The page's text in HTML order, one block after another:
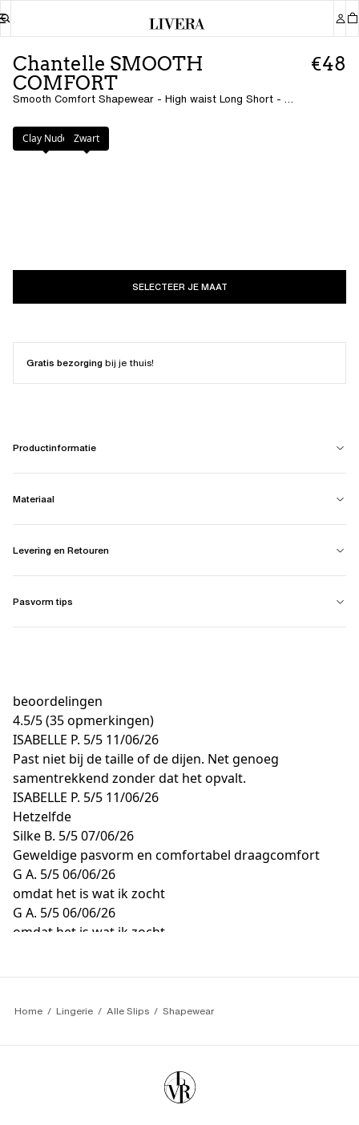
Chantelle SMOOTH
COMFORT
Smooth Comfort Shapewear - High waist Long Short - Zwart
€48
Kleur:Zwart
Clay Nude Zwart
SELECTEER JE MAAT
Gratis bezorgingbij je thuis!
Productinformatie
Materiaal
Levering en Retouren
Pasvorm tips
beoordelingen
4.5/5(35 opmerkingen)
ISABELLE P. 5/5 11/06/26
Past niet bij de taille of de dijen. Net genoeg
samentrekkend zonder dat het opvalt.
ISABELLE P. 5/5 11/06/26
Hetzelfde
Silke B. 5/507/06/26
Geweldige pasvorm en comfortabel draagcomfort
G A. 5/506/06/26
omdat het is wat ik zocht
G A. 5/506/06/26
omdat het is wat ik zocht
Home Lingerie Alle Slips Shapewear